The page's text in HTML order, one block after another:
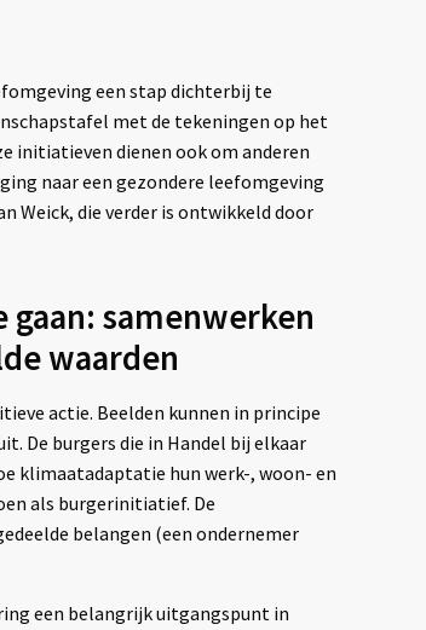
een stap dichterbij te
met de tekeningen op het
initiatieven dienen ook om anderen
naar een gezondere leefomgeving
Weick, die verder is ontwikkeld door
samenwerken
waarden
actie. Beelden kunnen in principe
De burgers die in Handel bij elkaar
klimaatadaptatie hun werk-, woon- en
als burgerinitiatief. De
belangen (een ondernemer
een belangrijk uitgangspunt in